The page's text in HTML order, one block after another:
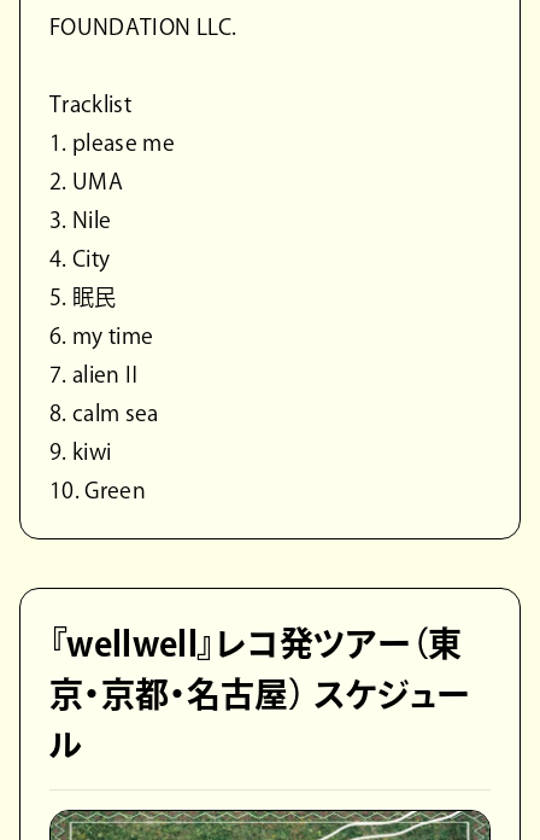
FOUNDATION LLC.
Tracklist
1. please me
2. UMA
3. Nile
4. City
5. 眠民
6. my time
7. alienⅡ
8. calm sea
9. kiwi
10. Green
『wellwell』レコ発ツアー（東
京・京都・名古屋） スケジュー
ル